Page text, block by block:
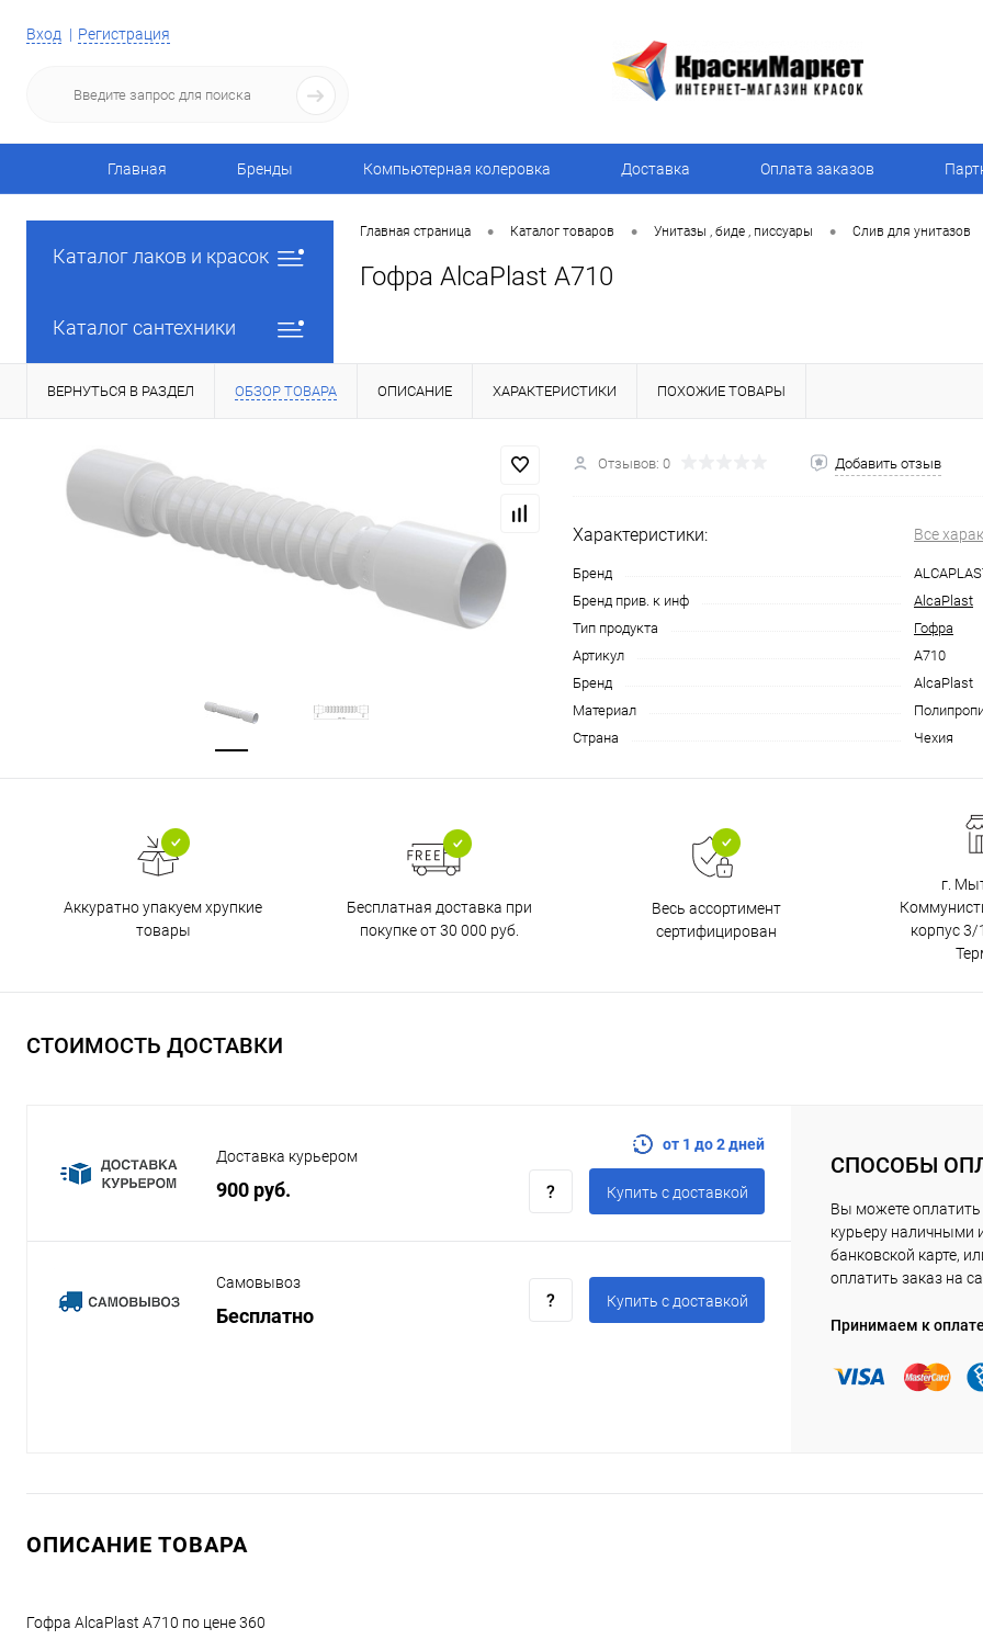
Вход Регистрация
Главная Бренды Компьютерная колеровка Доставка Оплата заказов
Каталог лаков и красок
Каталог сантехники
Главная страница • Каталог товаров • Унитазы , биде , писсуары • Слив для унитазов
Гофра AlcaPlast A710
ВЕРНУТЬСЯ В РАЗДЕЛ ОБЗОР ТОВАРА ОПИСАНИЕ ХАРАКТЕРИСТИКИ ПОХОЖИЕ ТОВАРЫ
Отзывов: 0 Добавить отзыв
Характеристики: Все
Бренд
Бренд прив. к инф
AlcaPlast
Тип продукта
Гофра
Артикул
A710
Бренд
AlcaPlast
Материал
Страна
Чехия
Аккуратно упакуем хрупкие
товары
Бесплатная доставка при
покупке от 30 000 руб.
Весь ассортимент
сертифицирован
г.
корпус 3/
СТОИМОСТЬ ДОСТАВКИ
Доставка курьером
900 руб.
от 1 до 2 дней
Купить c доставкой
Самовывоз
Бесплатно
Купить c доставкой
СПОСОБЫ
Вы можете оплатить
курьеру наличными
банковской карте,
оплатить заказ на
Принимаем к
ОПИСАНИЕ ТОВАРА
Гофра AlcaPlast A710 по цене 360